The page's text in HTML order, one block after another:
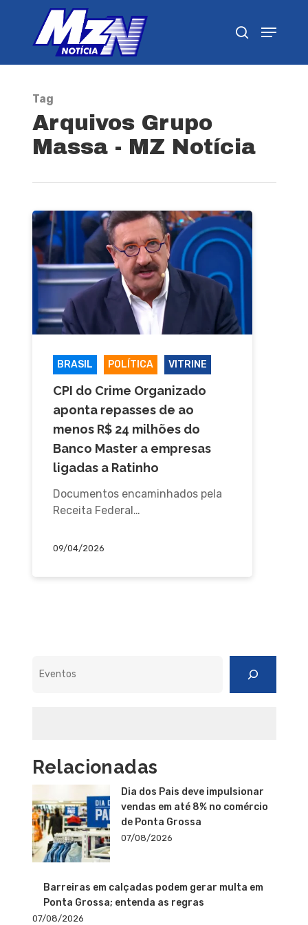
Tag
Arquivos Grupo
Massa - MZ Notícia
BRASIL POLÍTICA VITRINE
CPI do Crime Organizado
aponta repasses de ao
menos R$ 24 milhões do
Banco Master a empresas
ligadas a Ratinho
Documentos encaminhados pela
Receita Federal…
09/04/2026
Relacionadas
Dia dos Pais deve impulsionar
vendas em até 8% no comércio
de Ponta Grossa
07/08/2026
Barreiras em calçadas podem gerar multa em
Ponta Grossa; entenda as regras
07/08/2026